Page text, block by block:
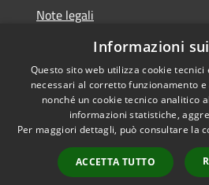
Note legali
Dichiarazione di accessibilità
Accessibilità
Informazioni
Questo sito web utilizza cookie
necessari al corretto funzionamento
nonché un cookie tecnico analitico
informazioni statistiche,
Per maggiori dettagli, può consultare la
ACCETTA TUTTO